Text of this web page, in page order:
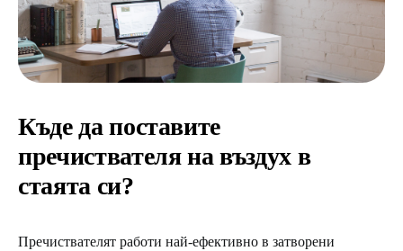
Къде да поставите
пречиствателя на въздух в
стаята си?
Пречиствателят работи най-ефективно в затворени